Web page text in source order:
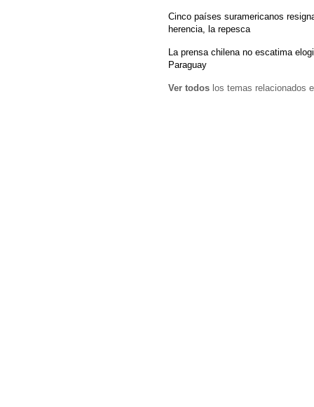
Cinco países suramericanos
herencia, la repesca
La prensa chilena no escatima
Paraguay
Ver todos los temas relacionados